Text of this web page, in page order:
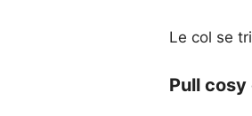
Le col se
Pull